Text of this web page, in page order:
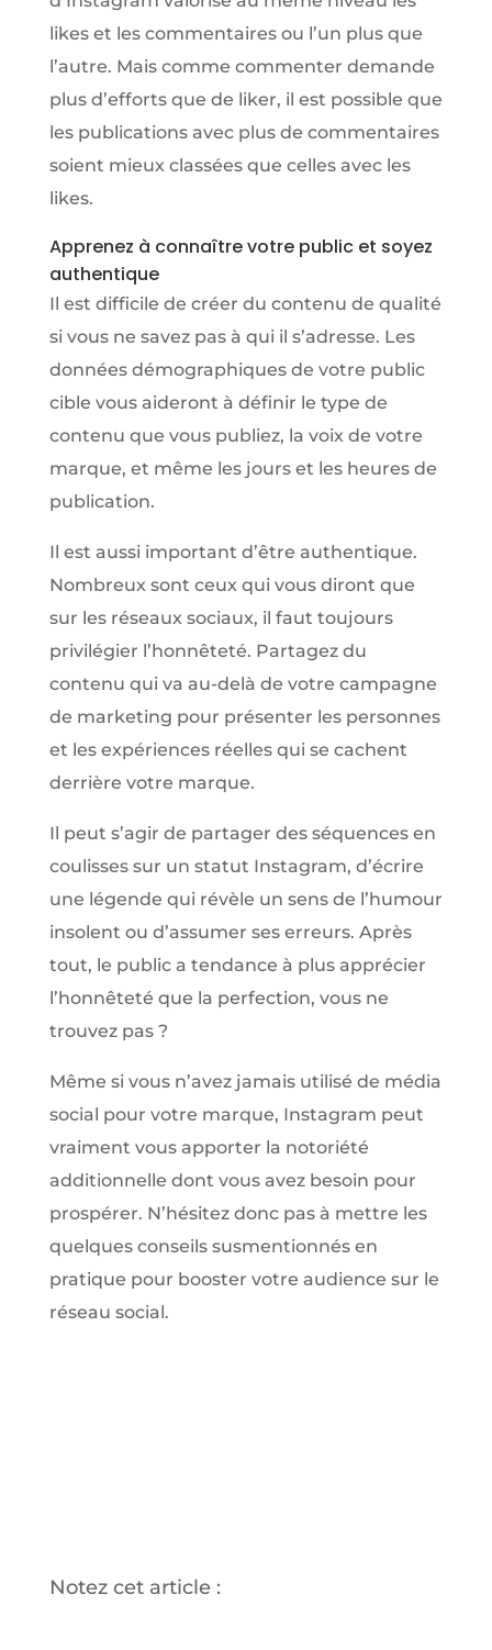
likes et les commentaires ou l’un plus que
l’autre. Mais comme commenter demande
plus d’efforts que de liker, il est possible que
les publications avec plus de commentaires
soient mieux classées que celles avec les
likes.
Apprenez à connaître votre public et soyez
authentique
Il est difficile de créer du contenu de qualité
si vous ne savez pas à qui il s’adresse. Les
données démographiques de votre public
cible vous aideront à définir le type de
contenu que vous publiez, la voix de votre
marque, et même les jours et les heures de
publication.
Il est aussi important d’être authentique.
Nombreux sont ceux qui vous diront que
sur les réseaux sociaux, il faut toujours
privilégier l’honnêteté. Partagez du
contenu qui va au-delà de votre campagne
de marketing pour présenter les personnes
et les expériences réelles qui se cachent
derrière votre marque.
Il peut s’agir de partager des séquences en
coulisses sur un statut Instagram, d’écrire
une légende qui révèle un sens de l’humour
insolent ou d’assumer ses erreurs. Après
tout, le public a tendance à plus apprécier
l’honnêteté que la perfection, vous ne
trouvez pas ?
Même si vous n’avez jamais utilisé de média
social pour votre marque, Instagram peut
vraiment vous apporter la notoriété
additionnelle dont vous avez besoin pour
prospérer. N’hésitez donc pas à mettre les
quelques conseils susmentionnés en
pratique pour booster votre audience sur le
réseau social.
Notez cet article :